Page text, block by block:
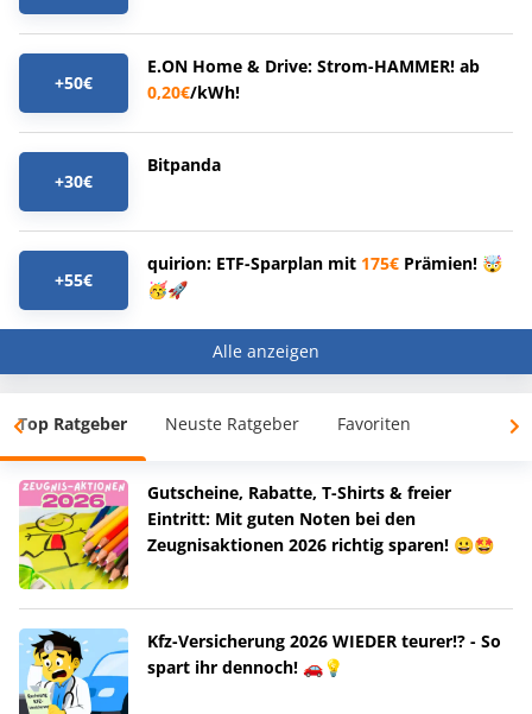
+50€
E.ON Home & Drive: Strom-HAMMER! ab
0,20€/kWh!
+30€
Bitpanda
+55€
quirion: ETF-Sparplan mit 175€ Prämien! 🤯
🥳🚀
Alle anzeigen
Top Ratgeber Neuste Ratgeber Favoriten
Gutscheine, Rabatte, T-Shirts & freier
Eintritt: Mit guten Noten bei den
Zeugnisaktionen 2026 richtig sparen! 😀🤩
Kfz-Versicherung 2026 WIEDER teurer!? - So
spart ihr dennoch! 🚗💡